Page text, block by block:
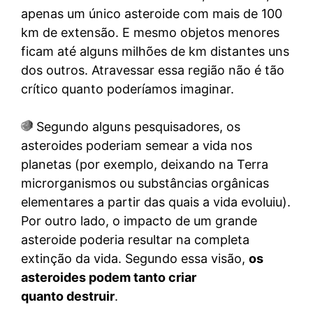
apenas um único asteroide com mais de 100
km de extensão. E mesmo objetos menores
ficam até alguns milhões de km distantes uns
dos outros. Atravessar essa região não é tão
crítico quanto poderíamos imaginar.
Segundo alguns pesquisadores, os
asteroides poderiam semear a vida nos
planetas (por exemplo, deixando na Terra
microrganismos ou substâncias orgânicas
elementares a partir das quais a vida evoluiu).
Por outro lado, o impacto de um grande
asteroide poderia resultar na completa
extinção da vida. Segundo essa visão, os
asteroides podem tanto criar
quanto destruir.